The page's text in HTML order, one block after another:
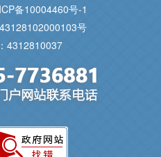
备10004460号-1
号
4312810037